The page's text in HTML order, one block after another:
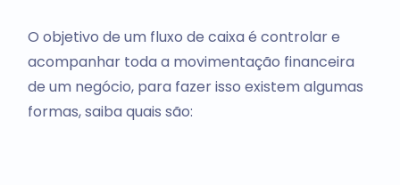
O objetivo de um fluxo de caixa é controlar e
acompanhar toda a movimentação financeira
de um negócio, para fazer isso existem algumas
formas, saiba quais são: